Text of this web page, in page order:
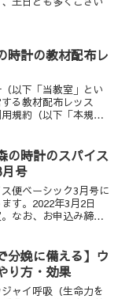
時計の教材配布レ
以下「当教室」とい
る教材配布レッス
規約（以下「本規
同意したこととみなさ
の時計のスパイス
号
便ベーシック3月号に
す。2022年3月2日
。なお、お申込み締め
材配布（レシピ＆一部
分娩に備える】ウ
り方・効果
ャイ呼吸（生命力を